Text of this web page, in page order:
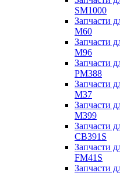
SM1000
Запчасти
M60
Запчасти
M96
Запчасти
PM388
Запчасти
M37
Запчасти
M399
Запчасти
CB391S
Запчасти
FM41S
Запчасти